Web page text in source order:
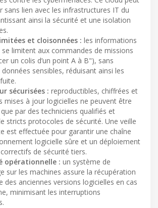
sans lien avec les infrastructures IT du
ainsi la sécurité et une isolation
et cloisonnées : les informations
se limitent aux commandes de missions
un colis d’un point A à B"), sans
sensibles, réduisant ainsi les
sécurisées : reproductibles, chiffrées et
mises à jour logicielles ne peuvent être
par des techniciens qualifiés et
stricts protocoles de sécurité. Une veille
est effectuée pour garantir une chaîne
logicielle sûre et un déploiement
de sécurité tiers.
opérationnelle : un système de
sur les machines assure la récupération
des anciennes versions logicielles en cas
minimisant les interruptions